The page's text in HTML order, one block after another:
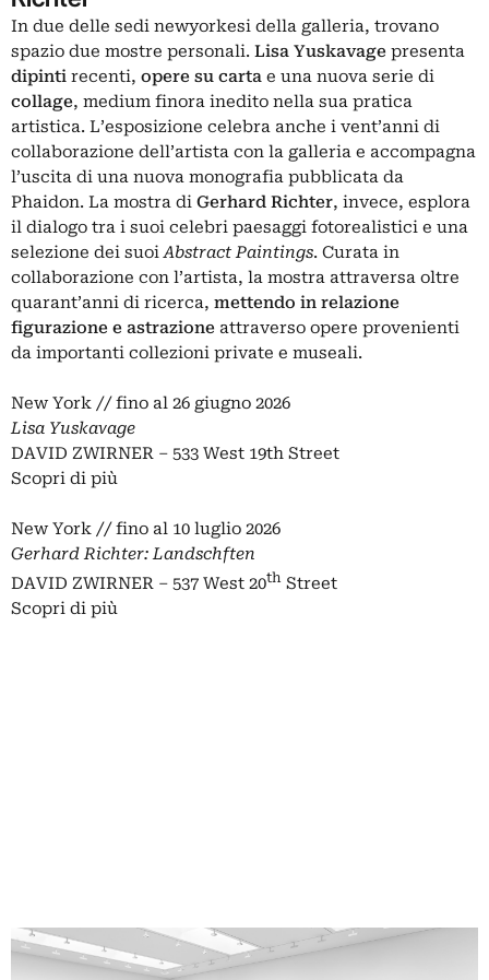
In due delle sedi newyorkesi della galleria, trovano
spazio due mostre personali. Lisa Yuskavage presenta
dipinti recenti, opere su carta e una nuova serie di
collage, medium finora inedito nella sua pratica
artistica. L’esposizione celebra anche i vent’anni di
collaborazione dell’artista con la galleria e accompagna
l’uscita di una nuova monografia pubblicata da
Phaidon. La mostra di Gerhard Richter, invece, esplora
il dialogo tra i suoi celebri paesaggi fotorealistici e una
selezione dei suoiAbstract Paintings. Curata in
collaborazione con l’artista, la mostra attraversa oltre
quarant’anni di ricerca, mettendo in relazione
figurazione e astrazione attraverso opere provenienti
da importanti collezioni private e museali.
New York // fino al 26 giugno 2026
Lisa Yuskavage
DAVID ZWIRNER – 533 West 19th Street
Scopri di più
New York // fino al 10 luglio 2026
Gerhard Richter: Landschften
DAVID ZWIRNER – 537 West 20th Street
Scopri di più